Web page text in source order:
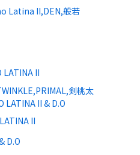
Latina II,DEN,般若
LATINA II
剣桃太
LATINA II & D.O
II
D.O